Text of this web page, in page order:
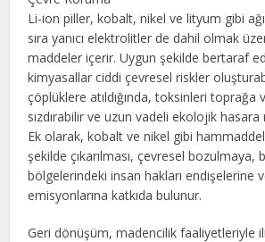
Li-ion piller, kobalt, nikel ve lityum gibi
sıra yanıcı elektrolitler de dahil olmak
maddeler içerir. Uygun şekilde bertaraf
kimyasallar ciddi çevresel riskler
çöplüklere atıldığında, toksinleri toprağa
sızdırabilir ve uzun vadeli ekolojik
Ek olarak, kobalt ve nikel gibi
şekilde çıkarılması, çevresel bozulmaya,
bölgelerindeki insan hakları endişelerine
emisyonlarına katkıda bulunur.
Geri dönüşüm, madencilik faaliyetleriyle